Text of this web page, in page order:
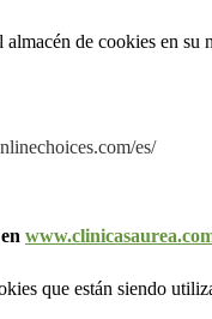
de cookies en
es/
que están siendo